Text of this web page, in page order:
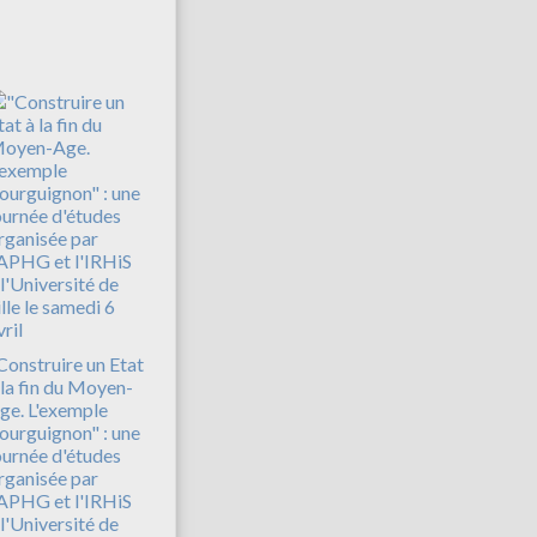
un Etat
fin du Moyen-
L'exemple
: une
d'études
par
et l'IRHiS
de